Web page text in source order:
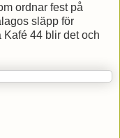
ordnar fest på
släpp för
44 blir det och